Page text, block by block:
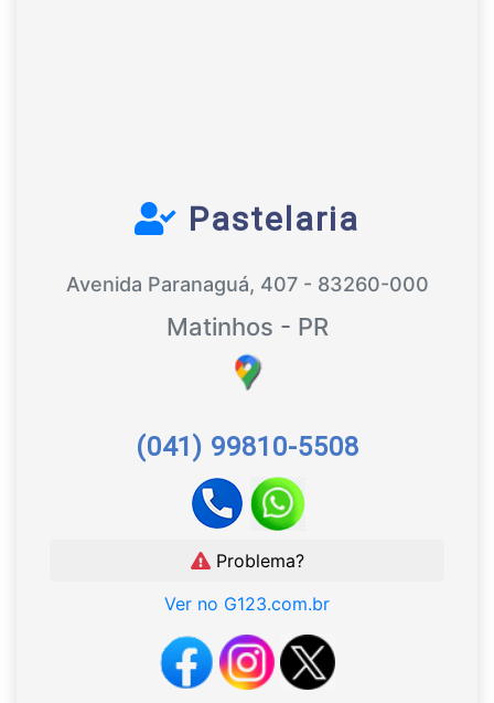
Pastelaria
Avenida Paranaguá, 407 - 83260-000
Matinhos - PR
(041) 99810-5508
Problema?
Ver no G123.com.br